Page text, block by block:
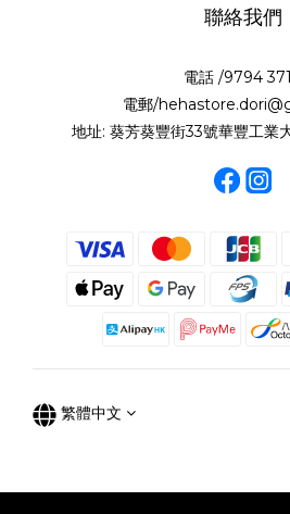
聯絡我們
電話 /9794
電郵/
地址: 葵芳葵豐街33號華豐工業
繁體中文